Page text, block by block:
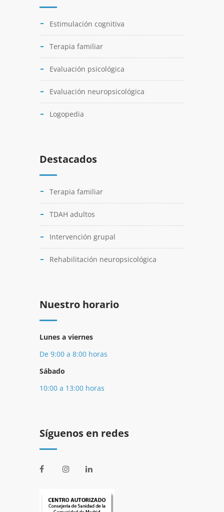
Estimulación cognitiva
Terapia familiar
Evaluación psicológica
Evaluación neuropsicológica
Logopedia
Destacados
Terapia familiar
TDAH adultos
Intervención grupal
Rehabilitación neuropsicológica
Nuestro horario
Lunes a viernes
De 9:00 a 8:00 horas
Sábado
10:00 a 13:00 horas
Síguenos en redes